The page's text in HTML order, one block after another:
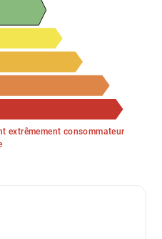
extrêmement consommateur